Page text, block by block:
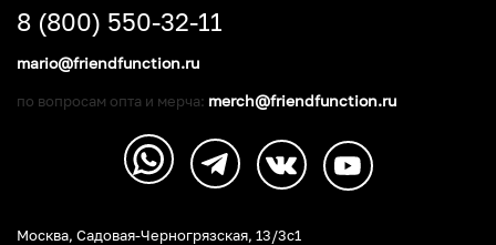
Москва, Садовая-Черногрязская, 13/3c1
8 (800) 550-32-11
mario@friendfunction.ru
по вопросам опта и мерча: merch@friendfunction.ru